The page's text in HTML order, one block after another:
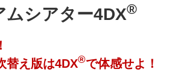
ムシアター4DX®
替え版は4DX®で体感せよ！